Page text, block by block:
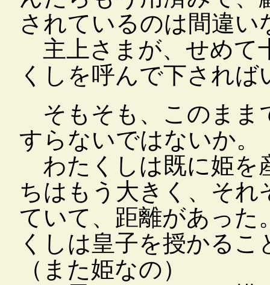
されているのは間違い
主上さまが、せめて
くしを呼んで下されば
そもそも、このまま
すらないではないか。
わたくしは既に姫を
ちはもう大きく、そ
ていて、距離があった
くしは皇子を授かる
（また姫なの）